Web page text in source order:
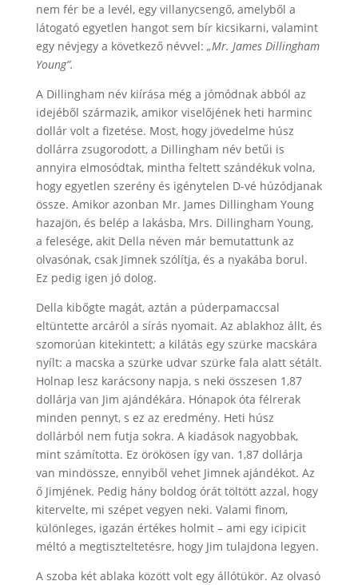
nem fér be a levél, egy villanycsengő, amelyből a
látogató egyetlen hangot sem bír kicsikarni, valamint
egy névjegy a következő névvel: „Mr. James Dillingham
Young”.
A Dillingham név kiírása még a jómódnak abból az
idejéből származik, amikor viselőjének heti harminc
dollár volt a fizetése. Most, hogy jövedelme húsz
dollárra zsugorodott, a Dillingham név betűi is
annyira elmosódtak, mintha feltett szándékuk volna,
hogy egyetlen szerény és igénytelen D-vé húzódjanak
össze. Amikor azonban Mr. James Dillingham Young
hazajön, és belép a lakásba, Mrs. Dillingham Young,
a felesége, akit Della néven már bemutattunk az
olvasónak, csak Jimnek szólítja, és a nyakába borul.
Ez pedig igen jó dolog.
Della kibőgte magát, aztán a púderpamaccsal
eltüntette arcáról a sírás nyomait. Az ablakhoz állt, és
szomorúan kitekintett; a kilátás egy szürke macskára
nyílt: a macska a szürke udvar szürke fala alatt sétált.
Holnap lesz karácsony napja, s neki összesen 1,87
dollárja van Jim ajándékára. Hónapok óta félrerak
minden pennyt, s ez az eredmény. Heti húsz
dollárból nem futja sokra. A kiadások nagyobbak,
mint számította. Ez örökösen így van. 1,87 dollárja
van mindössze, ennyiből vehet Jimnek ajándékot. Az
ő Jimjének. Pedig hány boldog órát töltött azzal, hogy
kitervelte, mi szépet vegyen neki. Valami finom,
különleges, igazán értékes holmit – ami egy icipicit
méltó a megtiszteltetésre, hogy Jim tulajdona legyen.
A szoba két ablaka között volt egy állótükör. Az olvasó